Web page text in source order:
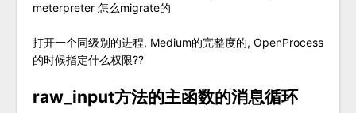
meterpreter 怎么migrate的
打开一个同级别的进程, Medium的完整度的, OpenProcess
的时候指定什么权限??
raw_input方法的主函数的消息循环